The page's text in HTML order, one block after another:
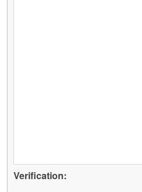
Verification: